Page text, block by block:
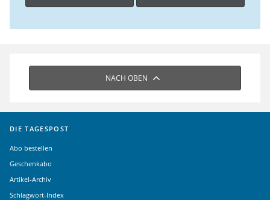
NACH OBEN
DIE TAGESPOST
Abo bestellen
Geschenkabo
Artikel-Archiv
Schlagwort-Index